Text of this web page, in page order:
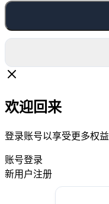
欢迎回来
登录账号以享受更多权益
账号登录
新用户注册